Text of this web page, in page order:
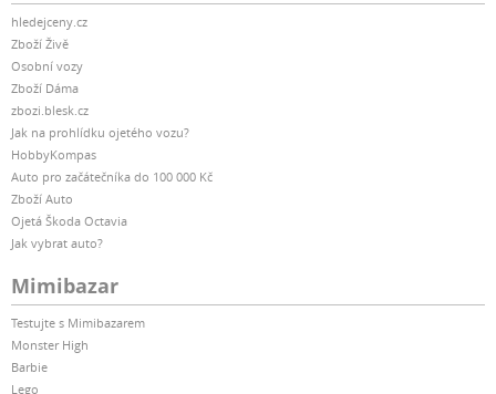
hledejceny.cz
Zboží Živě
Osobní vozy
Zboží Dáma
zbozi.blesk.cz
Jak na prohlídku ojetého vozu?
HobbyKompas
Auto pro začátečníka do 100 000 Kč
Zboží Auto
Ojetá Škoda Octavia
Jak vybrat auto?
Mimibazar
Testujte s Mimibazarem
Monster High
Barbie
Lego